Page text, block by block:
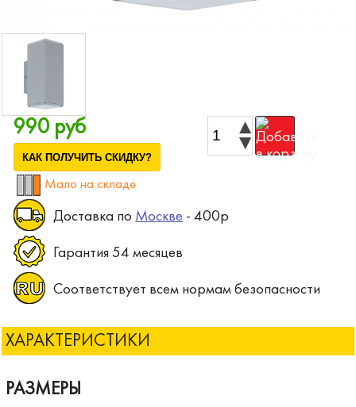
990 руб
КАК ПОЛУЧИТЬ СКИДКУ?
Мало на складе
Доставка по Москве - 400р
Гарантия 54 месяцев
Соответствует всем нормам безопасности
ХАРАКТЕРИСТИКИ
РАЗМЕРЫ